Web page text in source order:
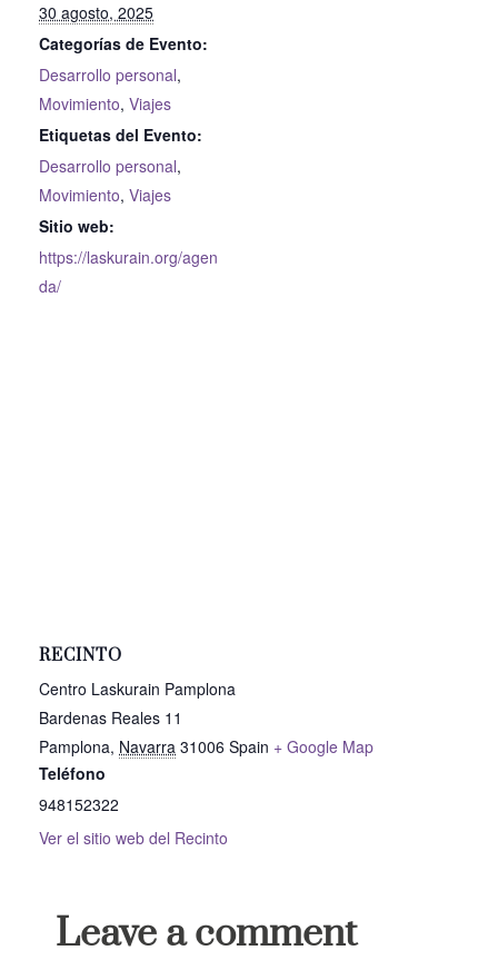
30 agosto, 2025
Categorías de Evento:
Desarrollo personal,
Movimiento, Viajes
Etiquetas del Evento:
Desarrollo personal,
Movimiento, Viajes
Sitio web:
https://laskurain.org/agen
da/
RECINTO
Centro Laskurain Pamplona
Bardenas Reales 11
Pamplona, Navarra 31006 Spain + Google Map
Teléfono
948152322
Ver el sitio web del Recinto
Leave a comment